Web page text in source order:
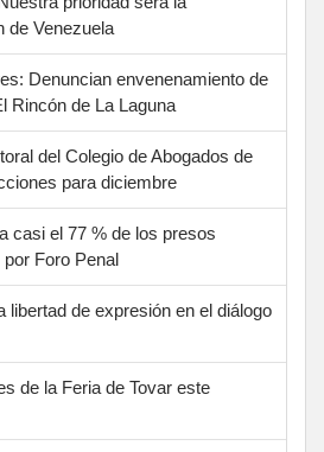
de Venezuela
Denuncian envenenamiento de
Rincón de La Laguna
del Colegio de Abogados de
para diciembre
casi el 77 % de los presos
Foro Penal
libertad de expresión en el diálogo
de la Feria de Tovar este